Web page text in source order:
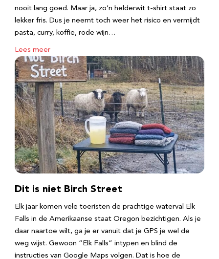
nooit lang goed. Maar ja, zo’n helderwit t-shirt staat zo
lekker fris. Dus je neemt toch weer het risico en vermijdt
pasta, curry, koffie, rode wijn…
Lees meer
Dit is niet Birch Street
Elk jaar komen vele toeristen de prachtige waterval Elk
Falls in de Amerikaanse staat Oregon bezichtigen. Als je
daar naartoe wilt, ga je er vanuit dat je GPS je wel de
weg wijst. Gewoon “Elk Falls” intypen en blind de
instructies van Google Maps volgen. Dat is hoe de